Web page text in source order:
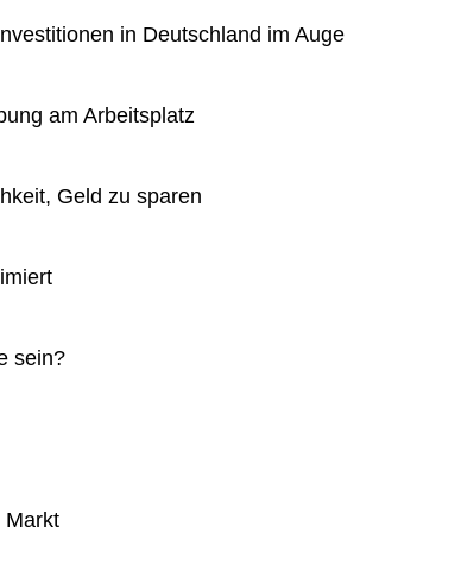
in Deutschland im Auge
am Arbeitsplatz
Geld zu sparen
sein?
Markt